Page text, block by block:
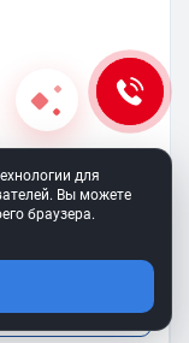
для
Вы можете
браузера.